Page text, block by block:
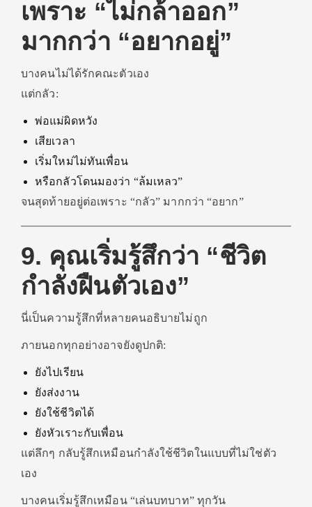
เพราะ “ไม่กล้าออก”
มากกว่า “อยากอยู่”
บางคนไม่ได้รักคณะตัวเอง
แต่กลัว:
พ่อแม่ผิดหวัง
เสียเวลา
เริ่มใหม่ไม่ทันเพื่อน
หรือกลัวโดนมองว่า “ล้มเหลว”
จนสุดท้ายอยู่ต่อเพราะ “กลัว” มากกว่า “อยาก”
9. คุณเริ่มรู้สึกว่า “ชีวิต
กำลังฝืนตัวเอง”
นี่เป็นความรู้สึกที่หลายคนอธิบายไม่ถูก
ภายนอกทุกอย่างอาจยังดูปกติ:
ยังไปเรียน
ยังส่งงาน
ยังใช้ชีวิตได้
ยังหัวเราะกับเพื่อน
แต่ลึกๆ กลับรู้สึกเหมือนกำลังใช้ชีวิตในแบบที่ไม่ใช่ตัว
เอง
บางคนเริ่มรู้สึกเหมือน “เล่นบทบาท” ทุกวัน